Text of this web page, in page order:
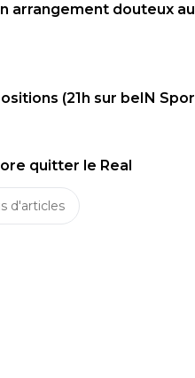
arrangement douteux au
(21h sur beIN
quitter le Real
d'articles